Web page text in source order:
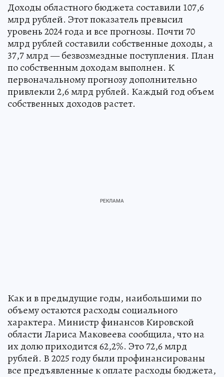
Доходы областного бюджета составили 107,6
млрд рублей. Этот показатель превысил
уровень 2024 года и все прогнозы. Почти 70
млрд рублей составили собственные доходы, а
37,7 млрд — безвозмездные поступления. План
по собственным доходам выполнен. К
первоначальному прогнозу дополнительно
привлекли 2,6 млрд рублей. Каждый год объем
собственных доходов растет.
Как и в предыдущие годы, наибольшими по
объему остаются расходы социального
характера. Министр финансов Кировской
области Лариса Маковеева сообщила, что на
их долю приходится 62,2%. Это 72,6 млрд
рублей. В 2025 году были профинансированы
все предъявленные к оплате расходы бюджета,